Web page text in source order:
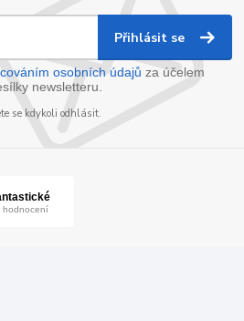
Přihlásit se
osobních údajů za účelem
newsletteru.
se kdykoli odhlásit.